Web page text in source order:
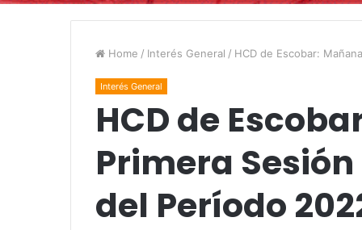
Home / Interés General / HCD de Escobar:
Interés General
HCD de
Primera
del Período